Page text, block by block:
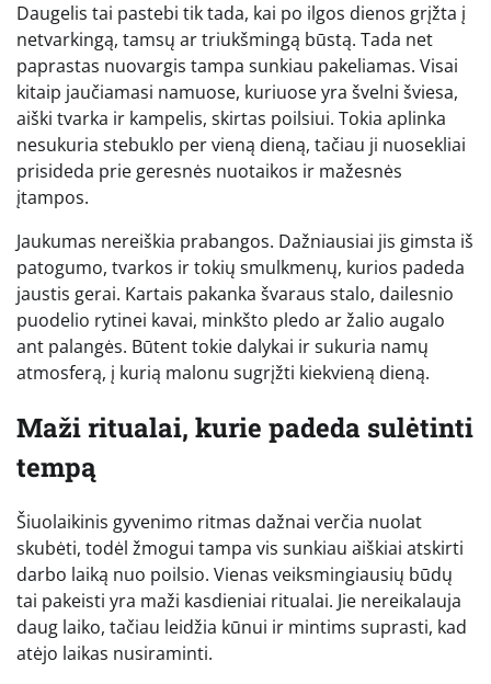
Daugelis tai pastebi tik tada, kai po ilgos dienos grįžta į
netvarkingą, tamsų ar triukšmingą būstą. Tada net
paprastas nuovargis tampa sunkiau pakeliamas. Visai
kitaip jaučiamasi namuose, kuriuose yra švelni šviesa,
aiški tvarka ir kampelis, skirtas poilsiui. Tokia aplinka
nesukuria stebuklo per vieną dieną, tačiau ji nuosekliai
prisideda prie geresnės nuotaikos ir mažesnės
įtampos.
Jaukumas nereiškia prabangos. Dažniausiai jis gimsta iš
patogumo, tvarkos ir tokių smulkmenų, kurios padeda
jaustis gerai. Kartais pakanka švaraus stalo, dailesnio
puodelio rytinei kavai, minkšto pledo ar žalio augalo
ant palangės. Būtent tokie dalykai ir sukuria namų
atmosferą, į kurią malonu sugrįžti kiekvieną dieną.
Maži ritualai, kurie padeda sulėtinti
tempą
Šiuolaikinis gyvenimo ritmas dažnai verčia nuolat
skubėti, todėl žmogui tampa vis sunkiau aiškiai atskirti
darbo laiką nuo poilsio. Vienas veiksmingiausių būdų
tai pakeisti yra maži kasdieniai ritualai. Jie nereikalauja
daug laiko, tačiau leidžia kūnui ir mintims suprasti, kad
atėjo laikas nusiraminti.